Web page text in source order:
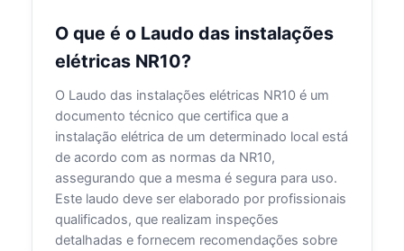
O que é o Laudo das instalações
elétricas NR10?
O Laudo das instalações elétricas NR10 é um
documento técnico que certifica que a
instalação elétrica de um determinado local está
de acordo com as normas da NR10,
assegurando que a mesma é segura para uso.
Este laudo deve ser elaborado por profissionais
qualificados, que realizam inspeções
detalhadas e fornecem recomendações sobre